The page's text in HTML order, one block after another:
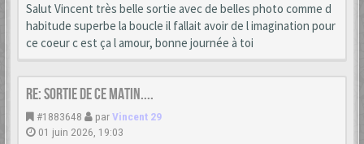
Salut Vincent très belle sortie avec de belles photo comme d
habitude superbe la boucle il fallait avoir de l imagination pour
ce coeur c est ça l amour, bonne journée à toi
Re: Sortie de ce matin....
#1883648 parVincent 29
01 juin 2026, 19:03